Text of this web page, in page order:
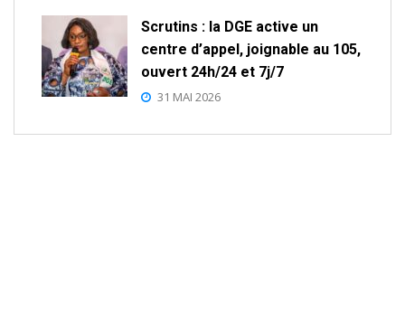
Scrutins : la DGE active un
centre d’appel, joignable au 105,
ouvert 24h/24 et 7j/7
31 MAI 2026